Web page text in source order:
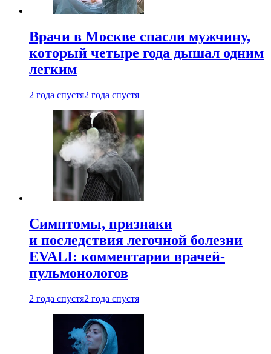
Врачи в Москве спасли мужчину,
который четыре года дышал одним
легким
2 года спустя2 года спустя
Симптомы, признаки
и последствия легочной болезни
EVALI: комментарии врачей-
пульмонологов
2 года спустя2 года спустя